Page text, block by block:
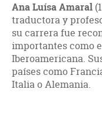
Ana Luísa Amaral
traductora y
su carrera fue
importantes como
Iberoamericana.
países como
Italia o Alemania.